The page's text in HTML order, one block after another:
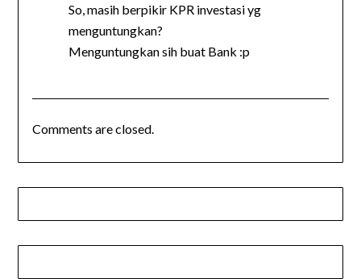
So, masih berpikir KPR investasi yg
menguntungkan?
Menguntungkan sih buat Bank :p
Comments are closed.